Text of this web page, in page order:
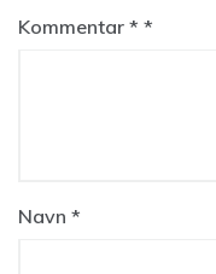
Kommentar *
Navn *